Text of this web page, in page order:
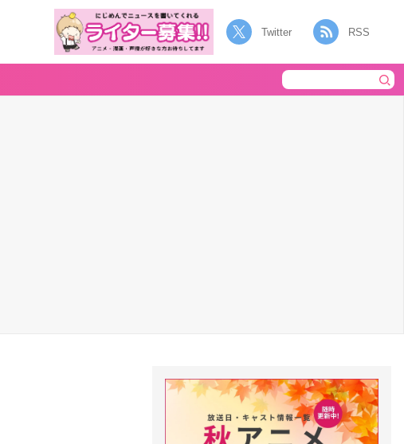
Twitter RSS